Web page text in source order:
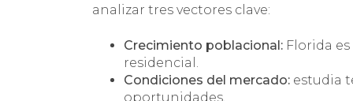
analizar tres vectores clave:
Crecimiento poblacional: Florida
residencial.
Condiciones del mercado: estudia
oportunidades.